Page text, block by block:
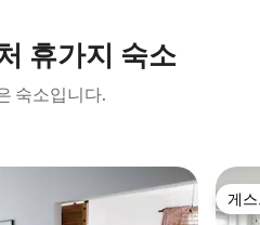
휴가지 숙소
숙소입니다.
게
게